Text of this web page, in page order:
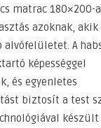
matrac 180×200-
azoknak,
alvófelületet. A
képességgel
és egyenletes
biztosít a test
készült